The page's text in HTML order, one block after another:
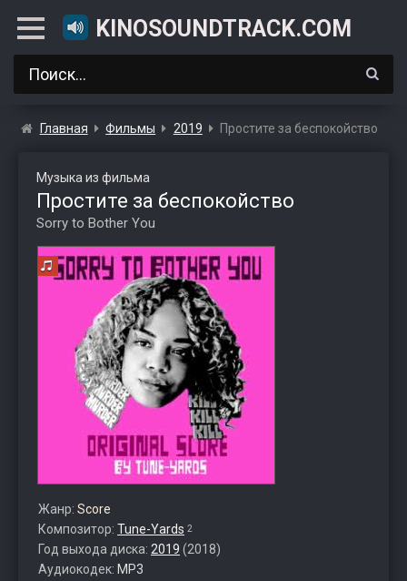
KINOSOUNDTRACK.COM
Главная Фильмы 2019 Простите за беспокойство
Музыка из фильма
Простите за беспокойство
Sorry to Bother You
Жанр: Score
Композитор: Tune-Yards 2
Год выхода диска: 2019 (2018)
Аудиокодек: MP3